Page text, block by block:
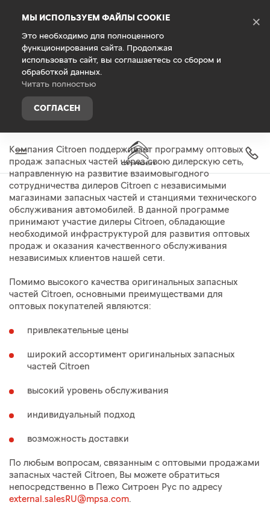
МЫ ИСПОЛЬЗУЕМ ФАЙЛЫ COOKIE
Это необходимо для полноценного
функционирования сайта. Продолжая
использовать сайт, вы соглашаетесь со сбором и
обработкой данных.
Читать полностью
СОГЛАСЕН
×
Главная Запасные части и аксессуары
Оптовые продажи запасных
частей CITROEN
Компания Citroen поддерживает программу оптовых
продаж запасных частей через свою дилерскую сеть,
направленную на развитие взаимовыгодного
сотрудничества дилеров Citroen с независимыми
магазинами запасных частей и станциями технического
обслуживания автомобилей. В данной программе
принимают участие дилеры Citroen, обладающие
необходимой инфраструктурой для развития оптовых
продаж и оказания качественного обслуживания
независимых клиентов нашей сети.
Помимо высокого качества оригинальных запасных
частей Citroen, основными преимуществами для
оптовых покупателей являются:
привлекательные цены
широкий ассортимент оригинальных запасных
частей Citroen
высокий уровень обслуживания
индивидуальный подход
возможность доставки
По любым вопросам, связанным с оптовыми продажами
запасных частей Citroen, Вы можете обратиться
непосредственно в Пежо Ситроен Рус по адресу
external.salesRU@mpsa.com.